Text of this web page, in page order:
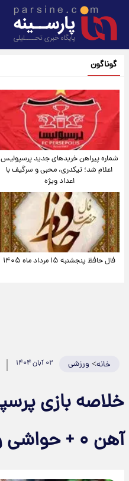
گوناگون
شماره پیراهن خریدهای جدید پرسپولیس
اعلام شد؛ تیکدری، محبی و سرگیف با
اعداد ویژه
فال حافظ پنجشنبه ۱۵ مرداد ماه ۱۴۰۵
خانه> ورزشی ۰۲ آبان ۱۴۰۴
آهن ۰ + حواشی و گل ها